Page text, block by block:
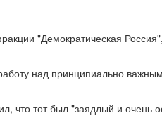
"Демократическая
над принципиально
что тот был "заядлый и очень